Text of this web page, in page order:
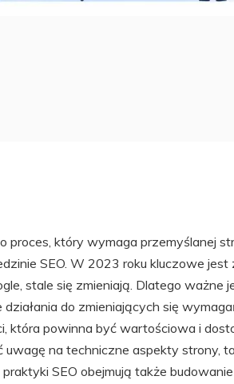
który wymaga przemyślanej
SEO. W 2023 roku kluczowe jest
stale się zmieniają. Dlatego ważne
do zmieniających się
która powinna być wartościowa i
na techniczne aspekty strony,
SEO obejmują także